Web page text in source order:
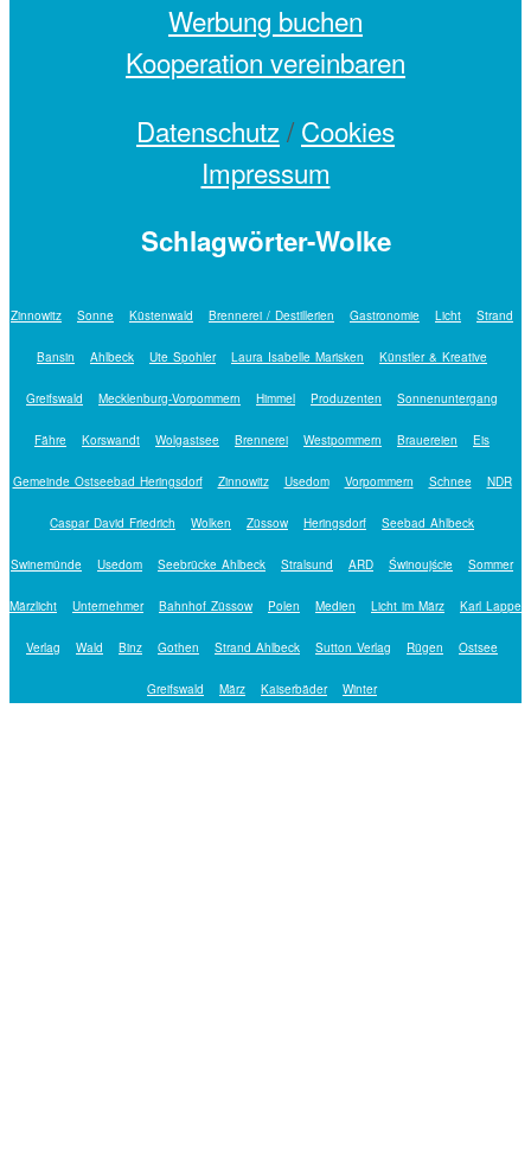
Werbung buchen
Kooperation vereinbaren
Datenschutz/ Cookies
Impressum
Schlagwörter-Wolke
Zinnowitz Sonne Küstenwald Brennerei / Destillerien Gastronomie Licht Strand
Bansin Ahlbeck Ute Spohler Laura Isabelle Marisken Künstler & Kreative
Greifswald Mecklenburg-Vorpommern Himmel Produzenten Sonnenuntergang
Fähre Korswandt Wolgastsee Brennerei Westpommern Brauereien Eis
Gemeinde Ostseebad Heringsdorf Zinnowitz Usedom Vorpommern Schnee NDR
Caspar David Friedrich Wolken Züssow Heringsdorf Seebad Ahlbeck
Swinemünde Usedom Seebrücke Ahlbeck Stralsund ARD Świnoujście Sommer
Märzlicht Unternehmer Bahnhof Züssow Polen Medien Licht im März Karl Lappe
Verlag Wald Binz Gothen Strand Ahlbeck Sutton Verlag Rügen Ostsee
Greifswald März Kaiserbäder Winter